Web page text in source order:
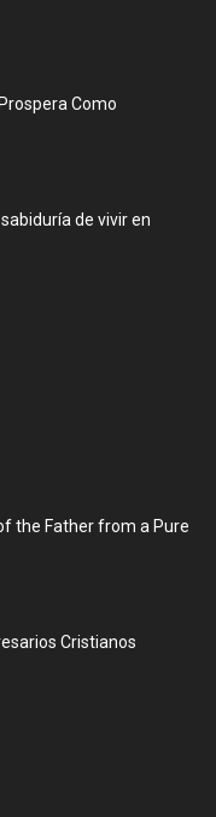
Como
de vivir en
the Father from a Pure
Cristianos